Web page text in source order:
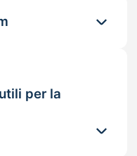
per la